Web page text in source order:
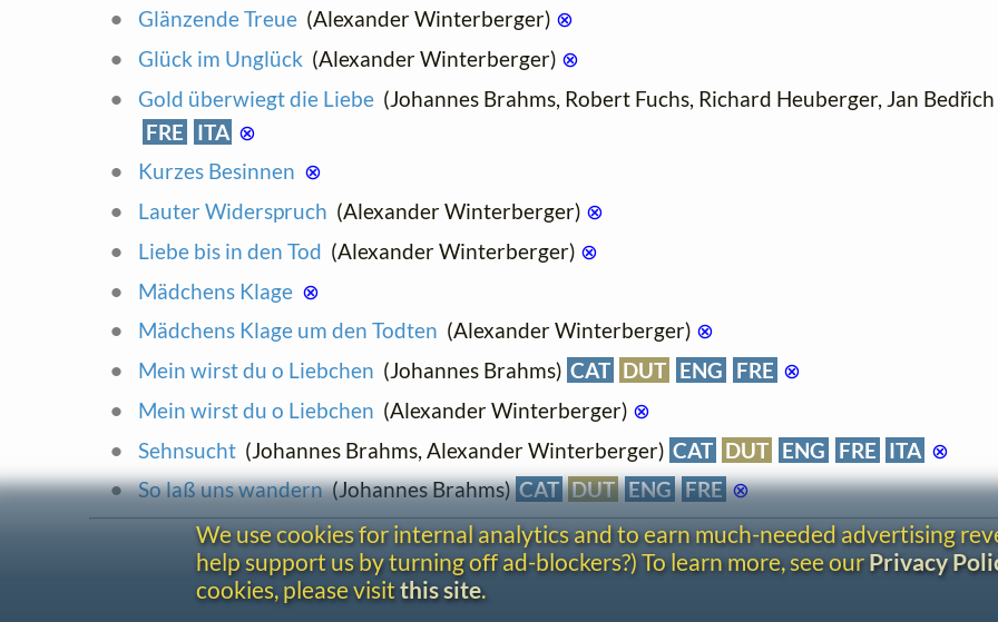
Glänzende Treue(Alexander Winterberger) ⊗
Glück im Unglück (Alexander Winterberger) ⊗
Gold überwiegt die Liebe(Johannes Brahms, Robert Fuchs, Richard Heuberger, Jan
FRE
ITA ⊗
Kurzes Besinnen ⊗
Lauter Widerspruch (Alexander Winterberger) ⊗
Liebe bis in den Tod (Alexander Winterberger) ⊗
Mädchens Klage ⊗
Mädchens Klage um den Todten (Alexander Winterberger) ⊗
Mein wirst du o Liebchen (Johannes Brahms) CAT DUT ENG FRE ⊗
Mein wirst du o Liebchen (Alexander Winterberger) ⊗
Sehnsucht(Johannes Brahms, Alexander Winterberger) CAT DUT ENG FRE ITA ⊗
So laß uns wandern(Johannes Brahms)CAT DUT ENG FRE ⊗
We use cookies for internal analytics and to earn much-needed advertising
help support us by turning off ad-blockers?) To learn more, see ourPrivacy
cookies, please visit this site.